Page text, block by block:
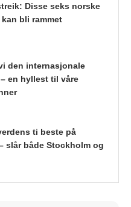
Disse seks norske
bli rammet
den internasjonale
en hyllest til våre
ti beste på
slår både Stockholm og